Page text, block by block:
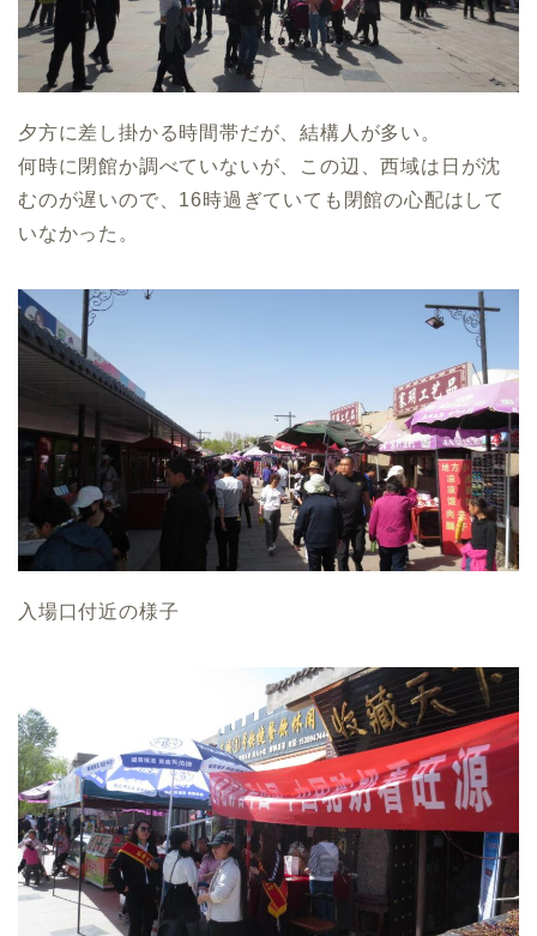
夕方に差し掛かる時間帯だが、結構人が多い。
何時に閉館か調べていないが、この辺、西域は日が沈
むのが遅いので、16時過ぎていても閉館の心配はして
いなかった。
入場口付近の様子